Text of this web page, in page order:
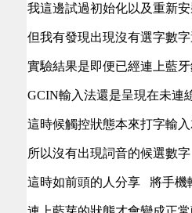
我這邊試過初始化以及重新
但我有發現出現沒有選字數
實驗結果是即便已經連上藍
GCIN輸入法還是呈現在未連
這時候觸控狀態本來打字輸
所以沒有出現詞音的候選數字
這時如前頭的人分享 將手機